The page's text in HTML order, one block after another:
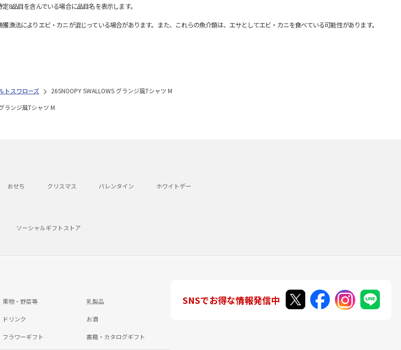
8品目を含んでいる場合に品目名を表示します。
法によりエビ・カニが混じっている場合があります。また、これらの魚介類は、エサとしてエビ・カニを食べている可能性があります。
トスワローズ
26SNOOPY SWALLOWS グランジ風Tシャツ M
ランジ風Tシャツ M
おせち クリスマス バレンタイン ホワイトデー
ソーシャルギフトストア
果物・野菜等 乳製品
ドリンク お酒
フラワーギフト 書籍・カタログギフト
SNSでお得な情報発信中